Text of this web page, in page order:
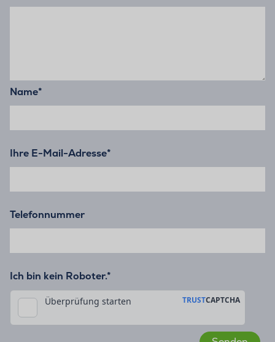
Name*
Ihre E-Mail-Adresse*
Telefonnummer
Ich bin kein Roboter.*